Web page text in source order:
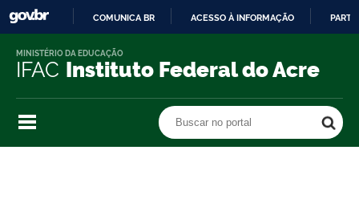
O
COMUNICA BR ACESSO À INFORMAÇÃO
IFAC Instituto Federal do Acre
MINISTÉRIO DA EDUCAÇÃO
Buscar no portal